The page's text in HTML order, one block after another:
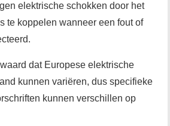
elektrische schokken door het
te koppelen wanneer een fout of
dat Europese elektrische
kunnen variëren, dus specifieke
kunnen verschillen op